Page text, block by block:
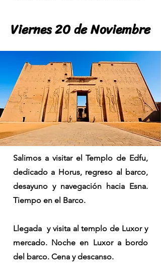
Viernes 20 de Noviembre
Viernes 20 de Noviembre
Salimos a visitar el Templo de Edfu,
dedicado a Horus, regreso al barco,
desayuno y navegación hacia Esna.
Tiempo en el Barco.
Llegada y visita al templo de Luxor y
mercado. Noche en Luxor a bordo
del barco. Cena y descanso.